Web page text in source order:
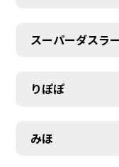
スーパーダスラー
りぽぽ
みほ